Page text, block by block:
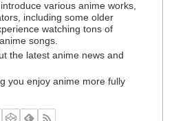
various anime works,
including some older
watching tons of
songs.
the latest anime news and
you enjoy anime more fully